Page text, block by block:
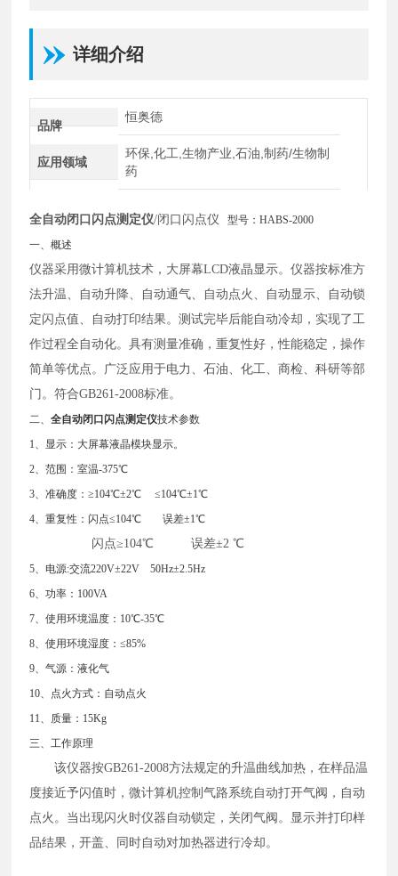
详细介绍
品牌
恒奥德
应用领域
环保,化工,生物产业,石油,制药/生物制
药
全自动闭口闪点测定仪/闭口闪点仪
型号：HABS-2000
一、概述
仪器采用微计算机技术，大屏幕LCD液晶显示。仪器按标准方
法升温、自动升降、自动通气、自动点火、自动显示、自动锁
定闪点值、自动打印结果。测试完毕后能自动冷却，实现了工
作过程全自动化。具有测量准确，重复性好，性能稳定，操作
简单等优点。广泛应用于电力、石油、化工、商检、科研等部
门。符合GB261-2008标准。
二、全自动闭口闪点测定仪技术参数
1、显示：大屏幕液晶模块显示。
2、范围：室温-375℃
3、准确度：≥104℃±2℃ ≤104℃±1℃
4、重复性：闪点≤104℃ 误差±1℃
闪点≥104℃ 误差±2 ℃
5、电源:交流220V±22V 50Hz±2.5Hz
6、功率：100VA
7、使用环境温度：10℃-35℃
8、使用环境湿度：≤85%
9、气源：液化气
10、点火方式：自动点火
11、质量：15Kg
三、工作原理
该仪器按GB261-2008方法规定的升温曲线加热，在样品温
度接近予闪值时，微计算机控制气路系统自动打开气阀，自动
点火。当出现闪火时仪器自动锁定，关闭气阀。显示并打印样
品结果，开盖、同时自动对加热器进行冷却。